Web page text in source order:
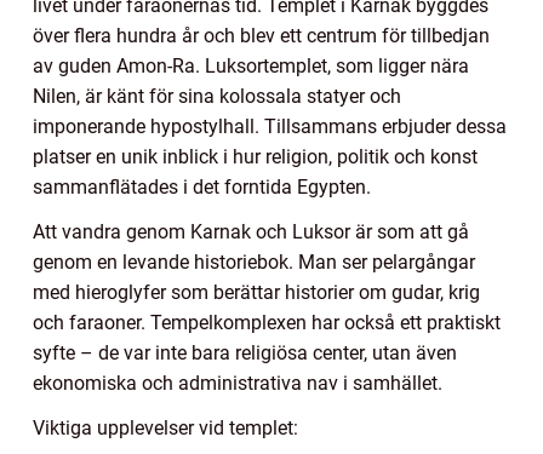
livet under faraonernas tid. Templet i Karnak byggdes
över flera hundra år och blev ett centrum för tillbedjan
av guden Amon-Ra. Luksortemplet, som ligger nära
Nilen, är känt för sina kolossala statyer och
imponerande hypostylhall. Tillsammans erbjuder dessa
platser en unik inblick i hur religion, politik och konst
sammanflätades i det forntida Egypten.
Att vandra genom Karnak och Luksor är som att gå
genom en levande historiebok. Man ser pelargångar
med hieroglyfer som berättar historier om gudar, krig
och faraoner. Tempelkomplexen har också ett praktiskt
syfte – de var inte bara religiösa center, utan även
ekonomiska och administrativa nav i samhället.
Viktiga upplevelser vid templet: